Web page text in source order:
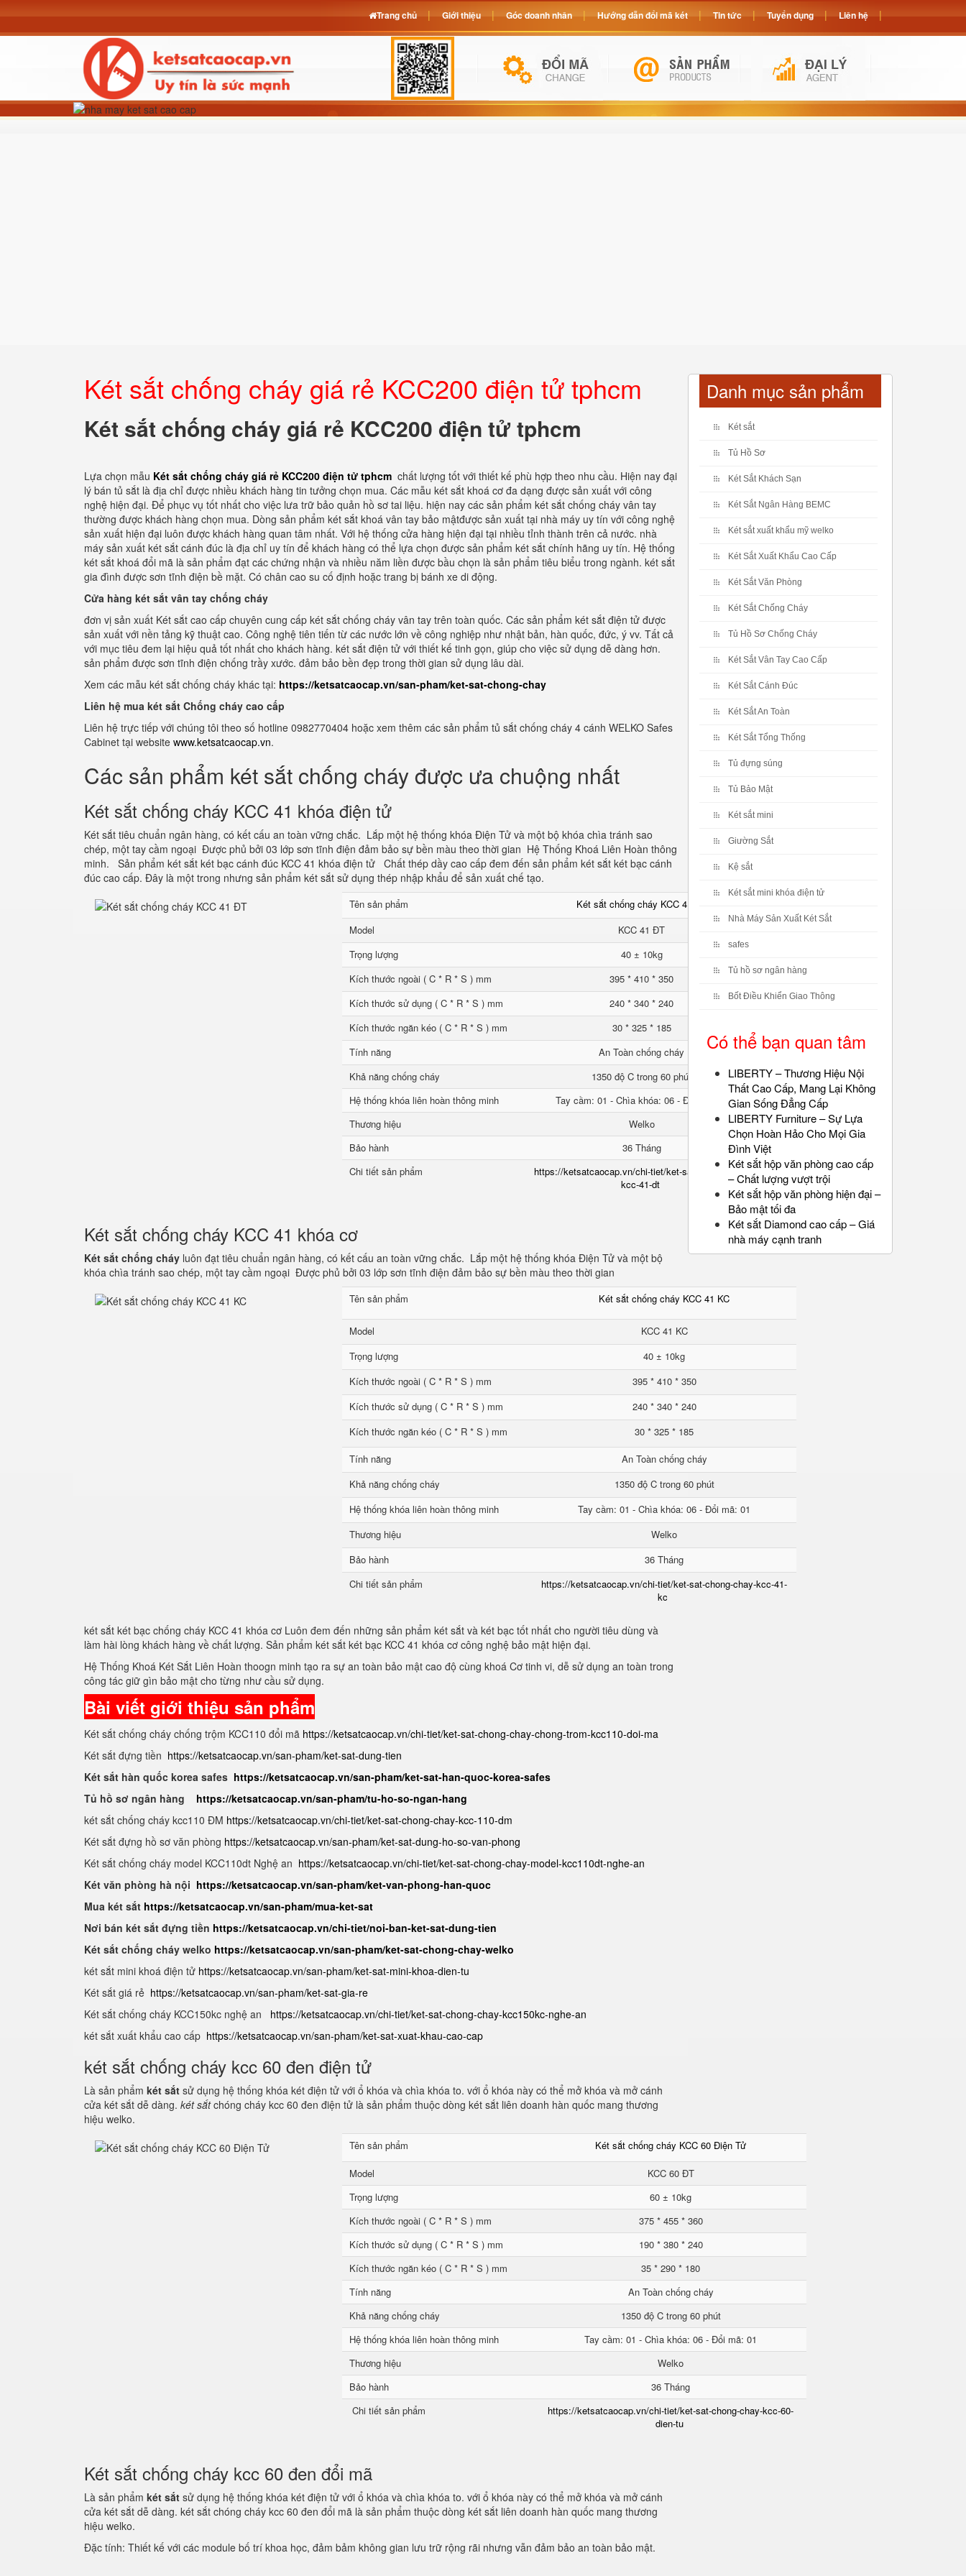
Két sắt chống cháy giá rẻ KCC200 điện tử tphcm
Két sắt chống cháy giá rẻ KCC200 điện tử tphcm
Lựa chọn mẫu Két sắt chống cháy giá rẻ KCC200 điện tử tphcm chất lượng tốt với thiết kế phù hợp theo nhu cầu. Hiện nay đại
lý bán tủ sắt là địa chỉ được nhiều khách hàng tin tưởng chọn mua. Các mẫu két sắt khoá cơ đa dạng được sản xuất với công
nghệ hiện đại. Để phục vụ tốt nhất cho việc lưa trữ bảo quản hồ sơ tai liệu. hiện nay các sản phẩm két sắt chống cháy vân tay
thường được khách hàng chọn mua. Dòng sản phẩm két sắt khoá vân tay bảo mậtđược sản xuất tại nhà máy uy tín với công nghệ
sản xuất hiện đại luôn được khách hàng quan tâm nhất. Với hệ thống cửa hàng hiện đại tại nhiều tỉnh thành trên cả nước. nhà
máy sản xuất két sắt cánh đúc là địa chỉ uy tín để khách hàng có thể lựa chọn được sản phẩm két sắt chính hãng uy tín. Hệ thống
két sắt khoá đổi mã là sản phẩm đạt các chứng nhận và nhiều năm liền được bầu chọn là sản phẩm tiêu biểu trong ngành. két sắt
gia đình được sơn tĩnh điện bề mặt. Có chân cao su cố định hoặc trang bị bánh xe di động.
Cửa hàng két sắt vân tay chống cháy
đơn vị sản xuất Két sắt cao cấp chuyên cung cấp két sắt chống cháy vân tay trên toàn quốc. Các sản phẩm két sắt điện tử được
sản xuất với nền tảng kỹ thuật cao. Công nghệ tiên tiến từ các nước lớn về công nghiệp như nhật bản, hàn quốc, đức, ý vv. Tất cả
với mục tiêu đem lại hiệu quả tốt nhất cho khách hàng. két sắt điện tử với thiết kế tinh gọn, giúp cho việc sử dụng dễ dàng hơn.
sản phẩm được sơn tĩnh điện chống trầy xước. đảm bảo bền đẹp trong thời gian sử dụng lâu dài.
Xem các mẫu két sắt chống cháy khác tại: https://ketsatcaocap.vn/san-pham/ket-sat-chong-chay
Liên hệ mua két sắt Chống cháy cao cấp
Liên hệ trực tiếp với chúng tôi theo số hotline 0982770404 hoặc xem thêm các sản phẩm tủ sắt chống cháy 4 cánh WELKO Safes
Cabinet tại website www.ketsatcaocap.vn.
Các sản phẩm két sắt chống cháy được ưa chuộng nhất
Két sắt chống cháy KCC 41 khóa điện tử
Két sắt tiêu chuẩn ngân hàng, có kết cấu an toàn vững chắc. Lắp một hệ thống khóa Điện Tử và một bộ khóa chìa tránh sao
chép, một tay cầm ngoại Được phủ bởi 03 lớp sơn tĩnh điện đảm bảo sự bền màu theo thời gian Hệ Thống Khoá Liên Hoàn thông
minh. Sản phẩm két sắt két bạc cánh đúc KCC 41 khóa điện tử Chất thép dầy cao cấp đem đến sản phẩm két sắt két bạc cánh
đúc cao cấp. Đây là một trong nhưng sản phẩm két sắt sử dụng thép nhập khẩu để sản xuất chế tạo.
Tên sản phẩm
Két sắt chống cháy KCC 41 ĐT
Model
KCC 41 ĐT
Trọng lượng
40 ± 10kg
Kích thước ngoài ( C * R * S ) mm
395 * 410 * 350
Kích thước sử dụng ( C * R * S ) mm
240 * 340 * 240
Kích thước ngăn kéo ( C * R * S ) mm
30 * 325 * 185
Tính năng
An Toàn chống cháy
Khả năng chống cháy
1350 độ C trong 60 phút
Hệ thống khóa liên hoàn thông minh
Tay cầm: 01 - Chìa khóa: 06 - Đổi mã: 01
Thương hiệu
Welko
Bảo hành
36 Tháng
Chi tiết sản phẩm
https://ketsatcaocap.vn/chi-tiet/ket-sat-chong-chay-
kcc-41-dt
Két sắt chống cháy KCC 41 khóa cơ
Két sắt chống cháy luôn đạt tiêu chuẩn ngân hàng, có kết cấu an toàn vững chắc. Lắp một hệ thống khóa Điện Tử và một bộ
khóa chìa tránh sao chép, một tay cầm ngoại Được phủ bởi 03 lớp sơn tĩnh điện đảm bảo sự bền màu theo thời gian
Tên sản phẩm Két sắt chống cháy KCC 41 KC
Model
KCC 41 KC
Trọng lượng
40 ± 10kg
Kích thước ngoài ( C * R * S ) mm
395 * 410 * 350
Kích thước sử dụng ( C * R * S ) mm
240 * 340 * 240
Kích thước ngăn kéo ( C * R * S ) mm
30 * 325 * 185
Tính năng
An Toàn chống cháy
Khả năng chống cháy
1350 độ C trong 60 phút
Hệ thống khóa liên hoàn thông minh
Tay cầm: 01 - Chìa khóa: 06 - Đổi mã: 01
Thương hiệu
Welko
Bảo hành
36 Tháng
Chi tiết sản phẩm
https://ketsatcaocap.vn/chi-tiet/ket-sat-chong-chay-kcc-41-
kc
két sắt két bạc chống cháy KCC 41 khóa cơ Luôn đem đến những sản phẩm két sắt và két bạc tốt nhất cho người tiêu dùng và
làm hài lòng khách hàng về chất lượng. Sản phẩm két sắt két bạc KCC 41 khóa cơ công nghệ bảo mật hiện đại.
Hệ Thống Khoá Két Sắt Liên Hoàn thoogn minh tạo ra sự an toàn bảo mật cao độ cùng khoá Cơ tinh vi, dễ sử dụng an toàn trong
công tác giữ gìn bảo mật cho từng như cầu sử dụng.
Bài viết giới thiệu sản phẩm
Két sắt chống cháy chống trộm KCC110 đổi mã https://ketsatcaocap.vn/chi-tiet/ket-sat-chong-chay-chong-trom-kcc110-doi-ma
Két sắt đựng tiền https://ketsatcaocap.vn/san-pham/ket-sat-dung-tien
Két sắt hàn quốc korea safes https://ketsatcaocap.vn/san-pham/ket-sat-han-quoc-korea-safes
Tủ hồ sơ ngân hàng https://ketsatcaocap.vn/san-pham/tu-ho-so-ngan-hang
két sắt chống cháy kcc110 ĐM https://ketsatcaocap.vn/chi-tiet/ket-sat-chong-chay-kcc-110-dm
Két sắt đựng hồ sơ văn phòng https://ketsatcaocap.vn/san-pham/ket-sat-dung-ho-so-van-phong
Két sắt chống cháy model KCC110dt Nghệ an https://ketsatcaocap.vn/chi-tiet/ket-sat-chong-chay-model-kcc110dt-nghe-an
Két văn phòng hà nội https://ketsatcaocap.vn/san-pham/ket-van-phong-han-quoc
Mua két sắt https://ketsatcaocap.vn/san-pham/mua-ket-sat
Nơi bán két sắt đựng tiền https://ketsatcaocap.vn/chi-tiet/noi-ban-ket-sat-dung-tien
Két sắt chống cháy welko https://ketsatcaocap.vn/san-pham/ket-sat-chong-chay-welko
két sắt mini khoá điện tử https://ketsatcaocap.vn/san-pham/ket-sat-mini-khoa-dien-tu
Két sắt giá rẻ https://ketsatcaocap.vn/san-pham/ket-sat-gia-re
Két sắt chống cháy KCC150kc nghệ an https://ketsatcaocap.vn/chi-tiet/ket-sat-chong-chay-kcc150kc-nghe-an
két sắt xuất khẩu cao cấp https://ketsatcaocap.vn/san-pham/ket-sat-xuat-khau-cao-cap
két sắt chống cháy kcc 60 đen điện tử
Là sản phẩm két sắt sử dụng hệ thống khóa két điện tử với ổ khóa và chìa khóa to. với ổ khóa này có thể mở khóa và mở cánh
cửa két sắt dễ dàng. két sắtchóng cháy kcc 60 đen điện tử là sản phẩm thuộc dòng két sắt liên doanh hàn quốc mang thương
hiệu welko.
Tên sản phẩm Két sắt chống cháy KCC 60 Điện Tử
Model
KCC 60 ĐT
Trọng lượng
60 ± 10kg
Kích thước ngoài ( C * R * S ) mm
375 * 455 * 360
Kích thước sử dụng ( C * R * S ) mm
190 * 380 * 240
Kích thước ngăn kéo ( C * R * S ) mm
35 * 290 * 180
Tính năng
An Toàn chống cháy
Khả năng chống cháy
1350 độ C trong 60 phút
Hệ thống khóa liên hoàn thông minh
Tay cầm: 01 - Chìa khóa: 06 - Đổi mã: 01
Thương hiệu
Welko
Bảo hành
36 Tháng
Chi tiết sản phẩm
https://ketsatcaocap.vn/chi-tiet/ket-sat-chong-chay-kcc-60-
dien-tu
Két sắt chống cháy kcc 60 đen đổi mã
Là sản phẩm két sắt sử dụng hệ thống khóa két điện tử với ổ khóa và chìa khóa to. với ổ khóa này có thể mở khóa và mở cánh
cửa két sắt dễ dàng. két sắt chóng cháy kcc 60 đen đổi mã là sản phẩm thuộc dòng két sắt liên doanh hàn quốc mang thương
hiệu welko.
Đặc tính: Thiết kế với các module bố trí khoa học, đảm bảm không gian lưu trữ rộng rãi nhưng vẫn đảm bảo an toàn bảo mật.
Danh mục sản phẩm
Két sắt
Tủ Hồ Sơ
Két Sắt Khách Sạn
Két Sắt Ngân Hàng BEMC
Két sắt xuất khẩu mỹ welko
Két Sắt Xuất Khẩu Cao Cấp
Két Sắt Văn Phòng
Két Sắt Chống Cháy
Tủ Hồ Sơ Chống Cháy
Két Sắt Vân Tay Cao Cấp
Két Sắt Cánh Đúc
Két Sắt An Toàn
Két Sắt Tổng Thống
Tủ đựng súng
Tủ Bảo Mật
Két sắt mini
Giường Sắt
Kệ sắt
Két sắt mini khóa điện tử
Nhà Máy Sản Xuất Két Sắt
safes
Tủ hồ sơ ngân hàng
Bốt Điều Khiển Giao Thông
Có thể bạn quan tâm
LIBERTY – Thương Hiệu Nội
Thất Cao Cấp, Mang Lại Không
Gian Sống Đẳng Cấp
LIBERTY Furniture – Sự Lựa
Chọn Hoàn Hảo Cho Mọi Gia
Đình Việt
Két sắt hộp văn phòng cao cấp
– Chất lượng vượt trội
Két sắt hộp văn phòng hiện đại –
Bảo mật tối đa
Két sắt Diamond cao cấp – Giá
nhà máy cạnh tranh
Trang chủ Giới thiệu Góc doanh nhân Hướng dẫn đổi mã két Tin tức Tuyển dụng Liên hệ